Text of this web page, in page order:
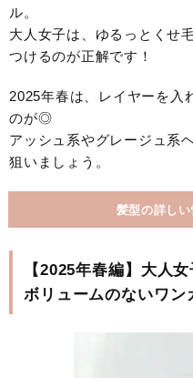
ル。
大人女子は、ゆるっとくせ
つけるのが正解です！
2025年春は、レイヤーを入
のが◎
アッシュ系やグレージュ系
狙いましょう。
髪型の詳し
【2025年春編】大人
ボリュームのないワン